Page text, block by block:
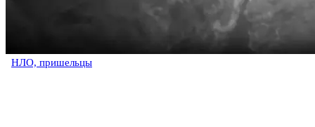
НЛО, пришельцы